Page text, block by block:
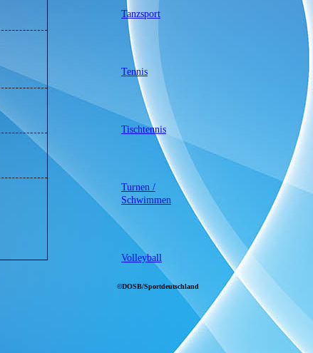
Tanzsport
Tennis
Tischtennis
Turnen /
Schwimmen
Volleyball
©DOSB/Sportdeutschland